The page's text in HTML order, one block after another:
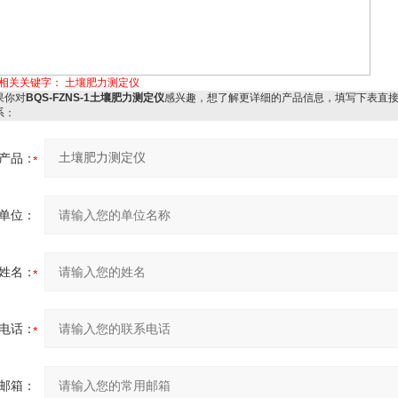
关关键字： 土壤肥力测定仪
对BQS-FZNS-1土壤肥力测定仪感兴趣，想了解更详细的产品信息，填写下表直
品：
位：
名：
话：
箱：